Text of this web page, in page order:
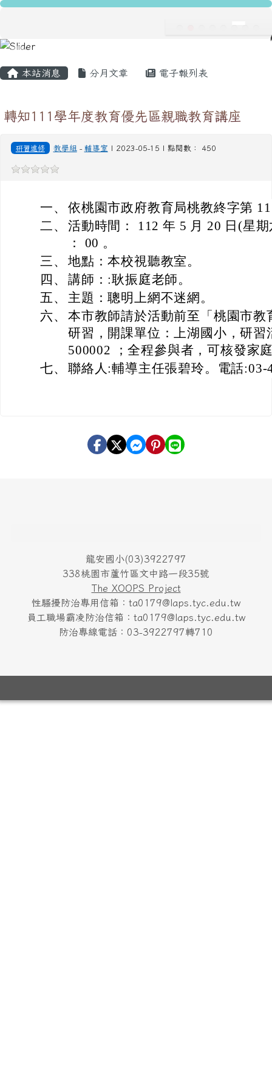
跳至主內容區
龍安國民小學
本站消息 分月文章 電子報列表
轉知111學年度教育優先區親職教育講座
研習進修 教學組 - 輔導室 | 2023-05-15 | 點閱數： 450
一、 依桃園市政府教育局桃教終字第
二、 活動時間： 112 年 5 月 20 日(星
： 00 。
三、 地點：本校視聽教室。
四、 講師：:耿振庭老師。
五、
主題：聰明上網不迷網。
六、 本市教師請於活動前至「桃園市
研習，開課單位：上湖國小，研習
500002 ；全程參與者，可核發家
七、 聯絡人:輔導主任張碧玲。電話:03-
龍安國小(03)3922797
338桃園市蘆竹區文中路一段35號
The XOOPS Project
性騷擾防治專用信箱：ta0179@laps.tyc.edu.tw
員工職場霸凌防治信箱：ta0179@laps.tyc.edu.tw
防治專線電話：03-3922797轉710